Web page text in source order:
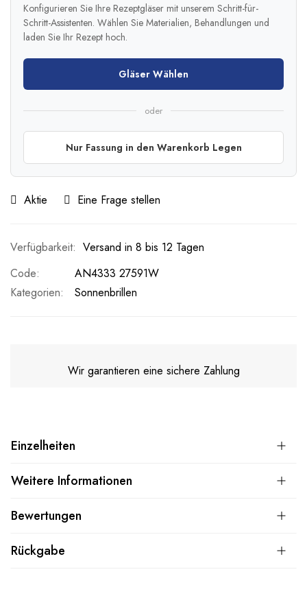
Konfigurieren Sie Ihre Rezeptgläser mit unserem Schritt-für-
Schritt-Assistenten. Wählen Sie Materialien, Behandlungen und
laden Sie Ihr Rezept hoch.
Gläser Wählen
oder
Nur Fassung in den Warenkorb Legen
Aktie Eine Frage stellen
Versand in 8 bis 12 Tagen
Code
AN4333 27591W
Kategorien:
Sonnenbrillen
Wir garantieren eine sichere Zahlung
Einzelheiten
Weitere Informationen
Bewertungen
Rückgabe